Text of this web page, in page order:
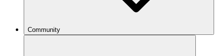
Community